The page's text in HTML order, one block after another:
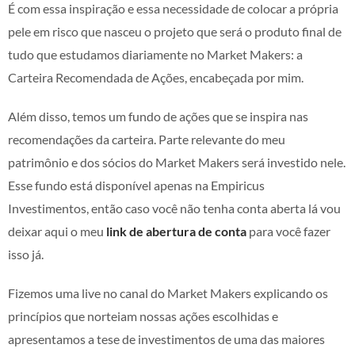
É com essa inspiração e essa necessidade de colocar a própria
pele em risco que nasceu o projeto que será o produto final de
tudo que estudamos diariamente no Market Makers: a
Carteira Recomendada de Ações, encabeçada por mim.
Além disso, temos um fundo de ações que se inspira nas
recomendações da carteira. Parte relevante do meu
patrimônio e dos sócios do Market Makers será investido nele.
Esse fundo está disponível apenas na Empiricus
Investimentos, então caso você não tenha conta aberta lá vou
deixar aqui o meu link de abertura de conta para você fazer
isso já.
Fizemos uma live no canal do Market Makers explicando os
princípios que norteiam nossas ações escolhidas e
apresentamos a tese de investimentos de uma das maiores